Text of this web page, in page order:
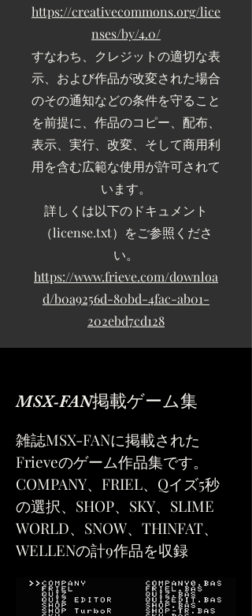
https://creativecommons.org/lice
nses/by/4.0/
すなわち、クレジットの適切な表
示、および作品が改変された場合
のその通知などの条件を守ること
を前提に、作品のコピー、配布、
表示、実行、改変、そして商用利
用を含む広範な使用が許可されて
います。
詳しくは以下のドキュメント
（license.txt）をご参照くださ
い。
https://www.frieve.com/downloa
d/b0a9256d-80bd-4fac-ab01-
202ebd7cd128
MSX-FAN掲載ゲーム集
​雑誌MSX-FANに掲載された
Frieveのゲーム作品集です。
COMPANY​、FRIEL、Qイズ5秒
の選択、SHOP、SKY、SLIME
WORLD、SNOW、THINFAT、
WELLENの計9作品を収録